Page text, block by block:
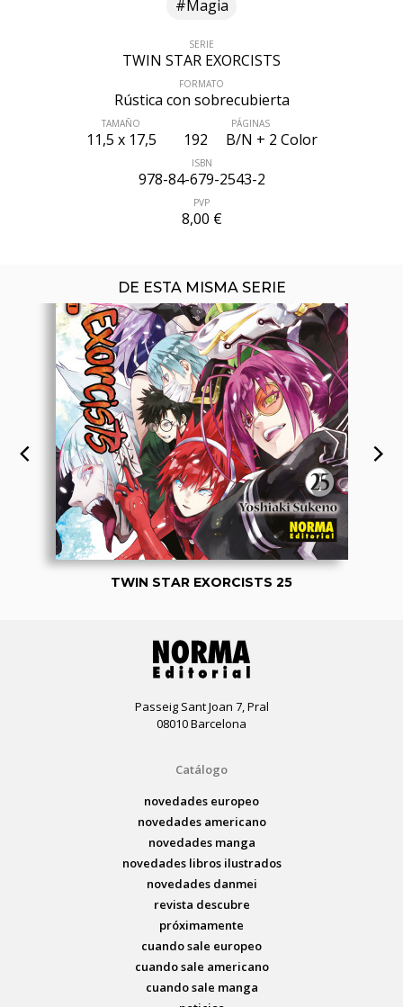
#Magia
SERIE
TWIN STAR EXORCISTS
FORMATO
Rústica con sobrecubierta
TAMAÑO
11,5 x 17,5
PÁGINAS
192 B/N + 2 Color
ISBN
978-84-679-2543-2
PVP
8,00 €
DE ESTA MISMA SERIE
ÚLTIMO NÚMERO PUBLICADO
TWIN STAR EXORCISTS 25
Passeig Sant Joan 7, Pral
08010 Barcelona
Catálogo
novedades europeo
novedades americano
novedades manga
novedades libros ilustrados
novedades danmei
revista descubre
próximamente
cuando sale europeo
cuando sale americano
cuando sale manga